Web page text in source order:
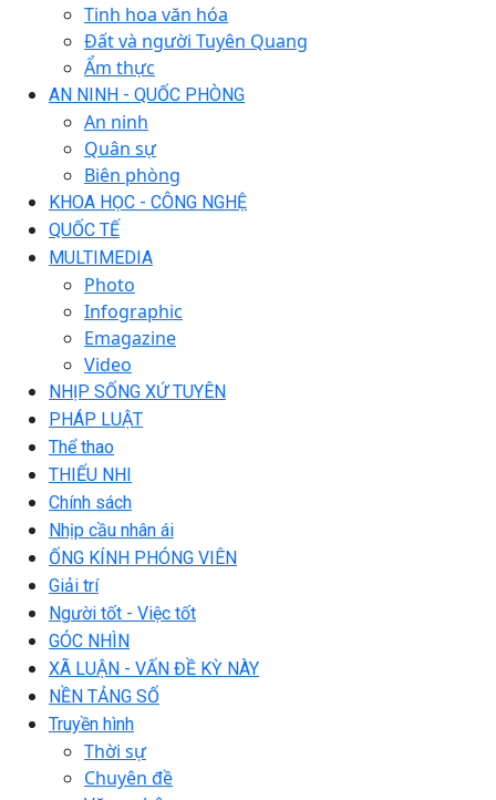
Tinh hoa văn hóa
Đất và người Tuyên Quang
Ẩm thực
AN NINH - QUỐC PHÒNG
An ninh
Quân sự
Biên phòng
KHOA HỌC - CÔNG NGHỆ
QUỐC TẾ
MULTIMEDIA
Photo
Infographic
Emagazine
Video
NHỊP SỐNG XỨ TUYÊN
PHÁP LUẬT
Thể thao
THIẾU NHI
Chính sách
Nhịp cầu nhân ái
ỐNG KÍNH PHÓNG VIÊN
Giải trí
Người tốt - Việc tốt
GÓC NHÌN
XÃ LUẬN - VẤN ĐỀ KỲ NÀY
NỀN TẢNG SỐ
Truyền hình
Thời sự
Chuyên đề